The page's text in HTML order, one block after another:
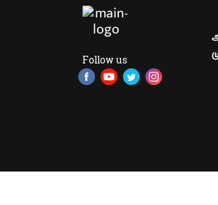
Follow us